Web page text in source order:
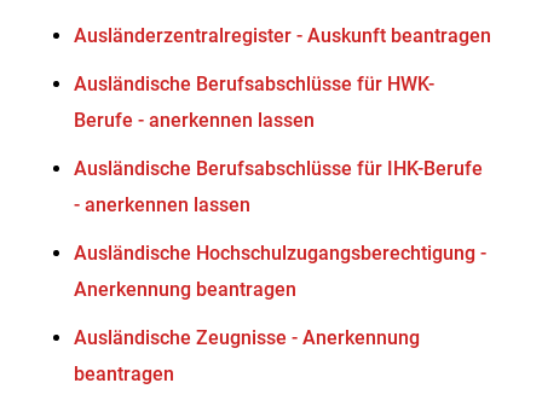
Ausländerzentralregister - Auskunft beantragen
Ausländische Berufsabschlüsse für HWK-
Berufe - anerkennen lassen
Ausländische Berufsabschlüsse für IHK-Berufe
- anerkennen lassen
Ausländische Hochschulzugangsberechtigung -
Anerkennung beantragen
Ausländische Zeugnisse - Anerkennung
beantragen